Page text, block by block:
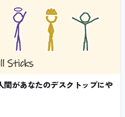
があなたのデスクトップにや